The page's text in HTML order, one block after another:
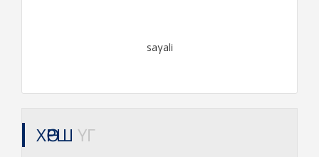
saγali
ХӨРШ ҮГ